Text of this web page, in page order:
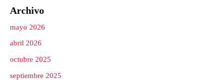
Archivo
mayo 2026
abril 2026
octubre 2025
septiembre 2025